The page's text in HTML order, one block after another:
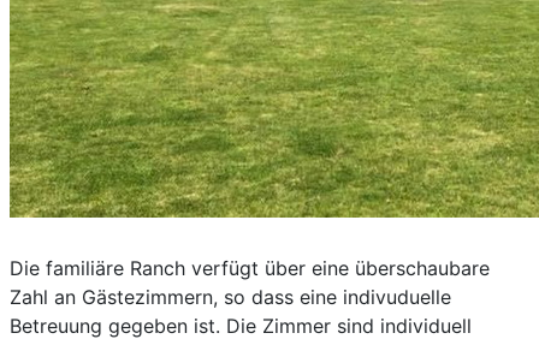
Die familiäre Ranch verfügt über eine überschaubare
Zahl an Gästezimmern, so dass eine indivuduelle
Betreuung gegeben ist. Die Zimmer sind individuell